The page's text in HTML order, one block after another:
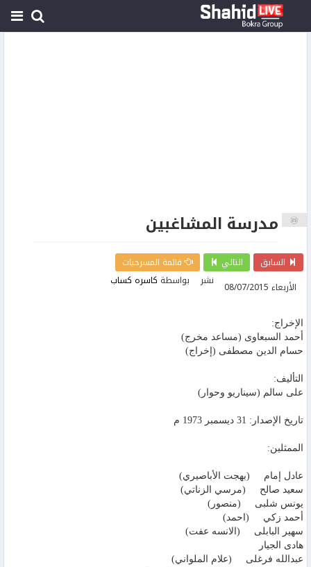
مدرسة المشاغبين
السابق التالي
قائمة المسرحيات
نشر
الأربعاء 08/07/2015 بواسطة كاسره كساب
الإخراج:
أحمد السبعاوى (مساعد مخرج)
حسام الدين مصطفى (إخراج)
التأليف:
على سالم (سيناريو وحوار)
تاريخ الإصدار: 31 ديسمبر 1973 م
الممثلين:
عادل إمام (بهجت الأباصيري)
سعيد صالح (مرسي الزناتي)
يونس شلبى (منصور)
أحمد زكي (احمد)
سهير البابلى (الانسه عفت)
هادى الجيار
عبدالله فرغلى (علام الملواني)